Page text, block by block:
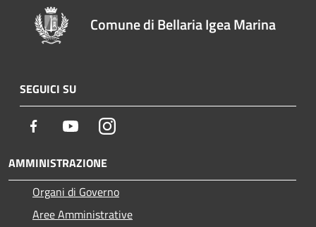
Comune di Bellaria Igea Marina
SEGUICI SU
Facebook YoutubeInstagram
AMMINISTRAZIONE
Organi di Governo
Aree Amministrative